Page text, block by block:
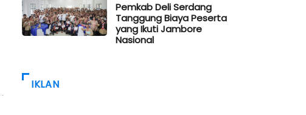
Pemkab Deli Serdang
Tanggung Biaya Peserta
yang Ikuti Jambore
Nasional
IKLAN